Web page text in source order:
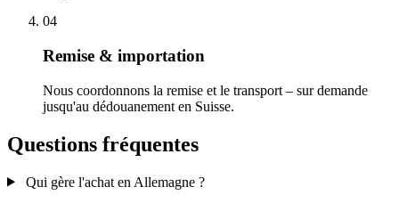
04
Remise & importation
Nous coordonnons la remise et le transport – sur demande
jusqu'au dédouanement en Suisse.
Questions fréquentes
Qui gère l'achat en Allemagne ?